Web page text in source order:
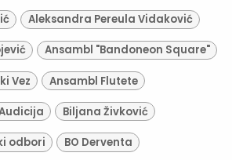
Aleksandra Pereula Vidaković
Ansambl "Bandoneon Square"
Vez Ansambl Flutete
Biljana Živković
odbori BO Derventa